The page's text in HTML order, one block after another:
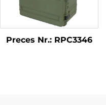
Preces Nr.: RPC3346